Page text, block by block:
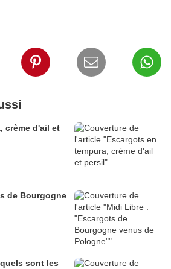
crème d'ail et
de Bourgogne
sont les